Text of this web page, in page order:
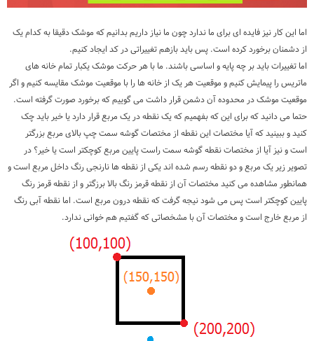
اما این کار نیز فایده ای برای ما ندارد چون ما نیاز داریم بدانیم که موشک دقیقا به کدام یک
از دشمنان برخورد کرده است. پس باید بازهم تغییراتی در کد ایجاد کنیم.
اما تغییرات باید بر چه پایه و اساسی باشند. ما با هر حرکت موشک یکبار تمام خانه های
ماتریس را پیمایش کنیم و موقعیت هر یک از خانه ها را با موقعیت موشک مقایسه کنیم و اگر
موقعیت موشک در محدوده آن دشمن قرار داشت می گوییم که برخورد صورت گرفته است.
حتما می دانید که برای این که بفهمیم که یک نقطه در یک مربع قرار دارد یا خیر باید چک
کنید و ببینید که آیا مختصات این نقطه از مختصات گوشه سمت چپ بالای مربع بزرگتر
است و نیز آیا از مختصات نقطه گوشه سمت راست پایین مربع کوچکتر است یا خیر؟ در
تصویر زیر یک مربع و دو نقطه رسم شده اند یکی از نقطه ها نارنجی رنگ داخل مربع است و
همانطور مشاهده می کنید مختصات آن از نقطه قرمز رنگ بالا برزگتر و از نقطه قرمز رنگ
پایین کوچکتر است پس می شود نیجه گرفت که نقطه درون مربع است. اما نقطه آبی رنگ
از مربع خارج است و مختصات آن با مشخصاتی که گفتیم هم خوانی ندارد.